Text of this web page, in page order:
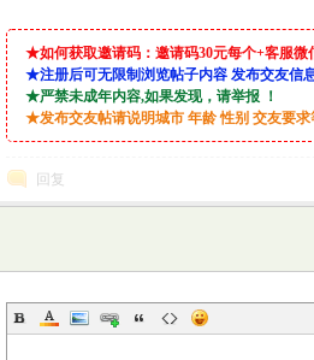
★如何获取邀请码：邀请码30元每个+客服微
★注册后可无限制浏览帖子内容 发布交友信
★严禁未成年内容,如果发现，请举报 ！
★发布交友帖请说明城市 年龄 性别 交友要求
回复